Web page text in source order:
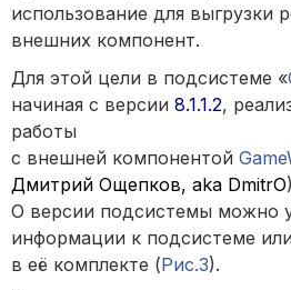
использование для выгрузки
внешних компонент.
Для этой цели в подсистеме «
начиная с версии 8.1.1.2,
работы
с внешней компонентой
Дмитрий Ощепков, aka DmitrO
О версии подсистемы можно
информации к подсистеме
в её комплекте (Рис.3).